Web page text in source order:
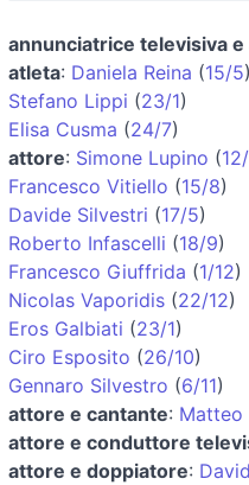
annunciatrice televisiva
atleta: Daniela Reina (15/5)
Stefano Lippi (23/1)
Elisa Cusma (24/7)
attore: Simone Lupino (
Francesco Vitiello (15/8)
Davide Silvestri (17/5)
Roberto Infascelli (18/9)
Francesco Giuffrida (1/12)
Nicolas Vaporidis (22/12)
Eros Galbiati (23/1)
Ciro Esposito (26/10)
Gennaro Silvestro (6/11)
attore e cantante: Matteo
attore e conduttore
attore e doppiatore: